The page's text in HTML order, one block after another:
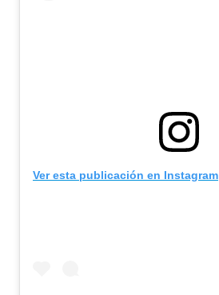
Ver esta publicación en Instagram